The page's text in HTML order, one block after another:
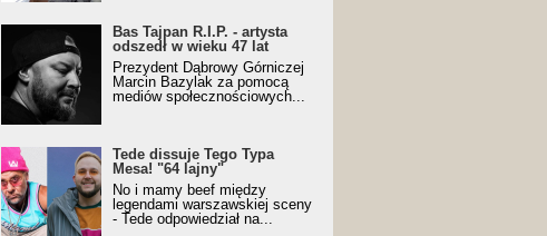
Bas Tajpan R.I.P. - artysta
odszedł w wieku 47 lat
Prezydent Dąbrowy Górniczej
Marcin Bazylak za pomocą
mediów społecznościowych...
Tede dissuje Tego Typa
Mesa! "64 lajny"
No i mamy beef między
legendami warszawskiej sceny
- Tede odpowiedział na...